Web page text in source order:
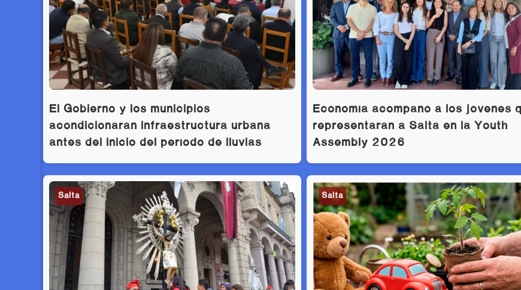
El Gobierno y los municipios
acondicionarán infraestructura urbana
antes del inicio del período de lluvias
Economía acompañó a los jóvenes
representarán a Salta en la Youth
Assembly 2026
Salta Salta